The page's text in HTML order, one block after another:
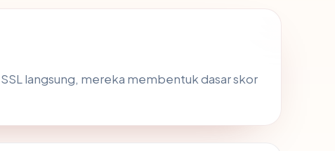
langsung, mereka membentuk dasar skor